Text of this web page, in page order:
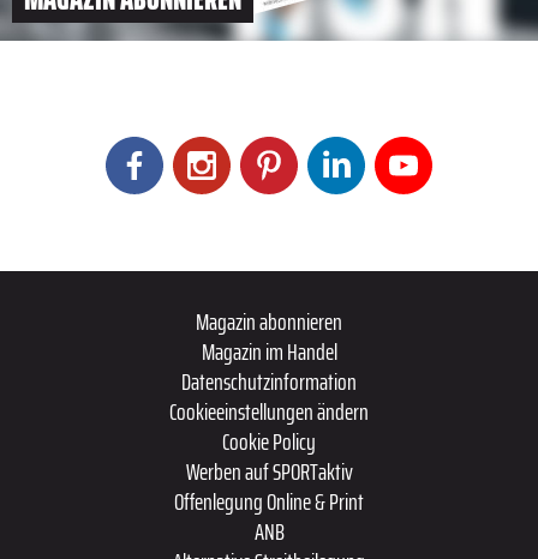
Magazin abonnieren
Magazin im Handel
Datenschutzinformation
Cookieeinstellungen ändern
Cookie Policy
Werben auf SPORTaktiv
Offenlegung Online & Print
ANB